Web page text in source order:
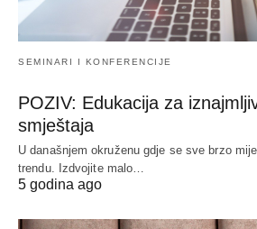
SEMINARI I KONFERENCIJE
POZIV: Edukacija za
smještaja
U današnjem okruženu gdje se sve brzo
trendu. Izdvojite malo…
5 godina ago